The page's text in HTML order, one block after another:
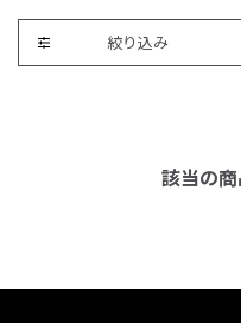
絞り込み
該当の